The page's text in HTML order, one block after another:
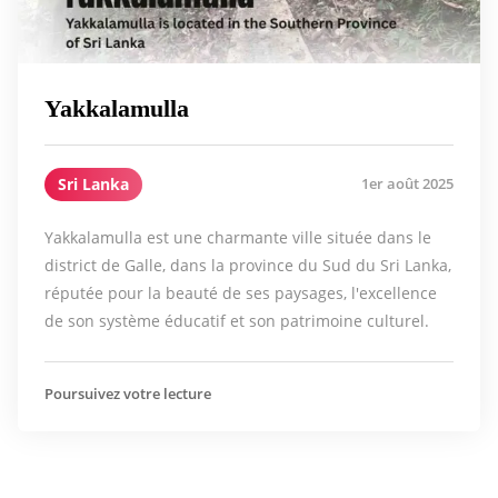
Yakkalamulla
Sri Lanka 1er août 2025
Yakkalamulla est une charmante ville située dans le
district de Galle, dans la province du Sud du Sri Lanka,
réputée pour la beauté de ses paysages, l'excellence
de son système éducatif et son patrimoine culturel.
Poursuivez votre lecture